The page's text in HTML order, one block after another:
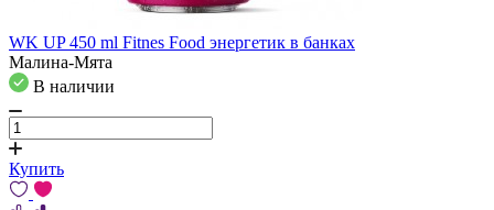
WK UP 450 ml Fitnes Food энергетик в банках
Малина-Мята
В наличии
Купить